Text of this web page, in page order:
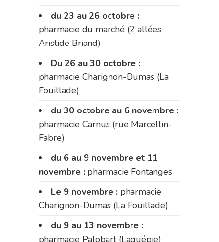
du 23 au 26 octobre :
pharmacie du marché (2 allées
Aristide Briand)
Du 26 au 30 octobre :
pharmacie Charignon-Dumas (La
Fouillade)
du 30 octobre au 6 novembre :
pharmacie Carnus (rue Marcellin-
Fabre)
du 6 au 9 novembre et 11
novembre : pharmacie Fontanges
Le 9 novembre : pharmacie
Charignon-Dumas (La Fouillade)
du 9 au 13 novembre :
pharmacie Palobart (Laguépie)